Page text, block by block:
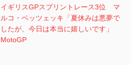
イギリスGPスプリントレース3位 マ
ルコ・ベッツェッキ「夏休みは悪夢で
したが、今日は本当に嬉しいです」
MotoGP